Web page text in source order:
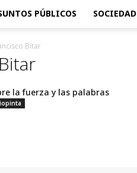
PÚBLICOS SOCIEDAD
Bitar
la fuerza y las palabras